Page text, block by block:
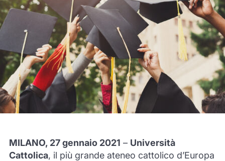
MILANO, 27 gennaio 2021 – Università
Cattolica, il più grande ateneo cattolico d’Europa